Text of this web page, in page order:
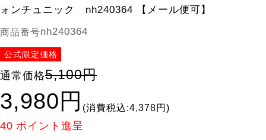
ォンチュニック nh240364 【メール便可】
商品番号nh240364
公式限定価格
通常価格5,100円
3,980円 (消費税込:4,378円)
40 ポイント進呈